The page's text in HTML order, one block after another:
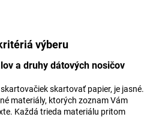
výberu
a druhy dátových nosičov
skartovať papier, je jasné.
materiály, ktorých zoznam Vám
Každá trieda materiálu pritom